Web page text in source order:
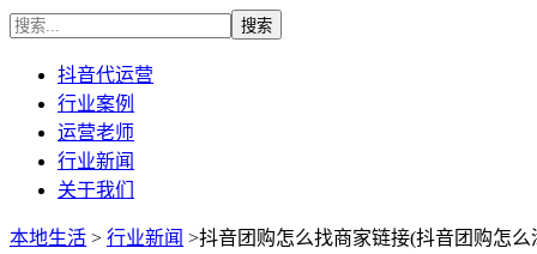
抖音代运营
行业案例
运营老师
行业新闻
关于我们
本地生活 > 行业新闻 >抖音团购怎么找商家链接(抖音团购怎么